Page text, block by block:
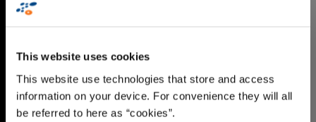
This website uses cookies
This website use technologies that store and access
information on your device. For convenience they will all
be referred to here as “cookies”.